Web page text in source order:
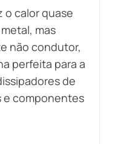
calor quase
mas
não condutor,
perfeita para a
de
e componentes